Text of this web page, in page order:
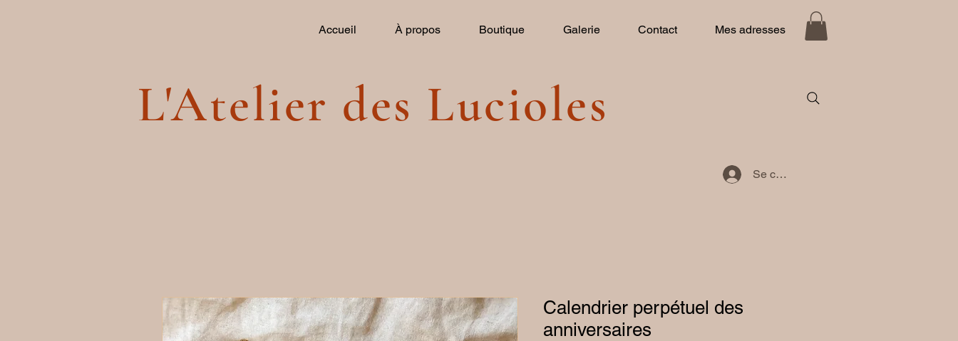
Accueil À propos Boutique Galerie Contact Mes adresses
L'Atelier des Lucioles
Se connecter
Calendrier perpétuel des
anniversaires